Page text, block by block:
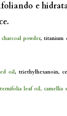
e
charcoal powder, titanium
oil, triethylhexanoin,
leaf oil, camellia